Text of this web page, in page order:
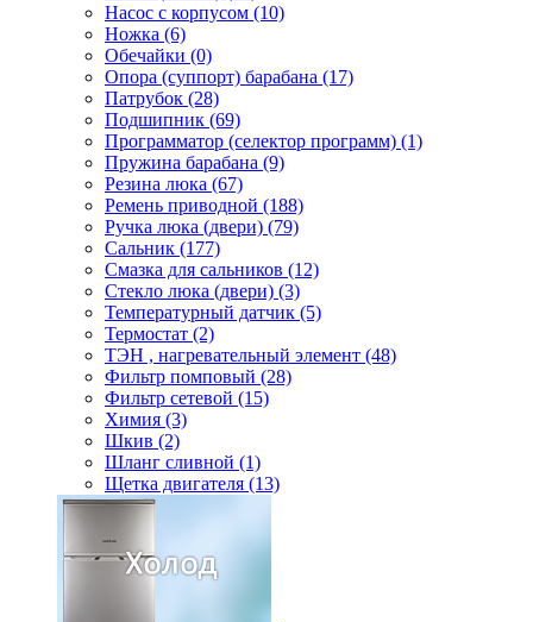
Насос c корпусом (10)
Ножка (6)
Обечайки (0)
Опора (суппорт) барабана (17)
Патрубок (28)
Подшипник (69)
Программатор (селектор программ) (1)
Пружина барабана (9)
Резина люка (67)
Ремень приводной (188)
Ручка люка (двери) (79)
Сальник (177)
Смазка для сальников (12)
Стекло люка (двери) (3)
Температурный датчик (5)
Термостат (2)
ТЭН , нагревательный элемент (48)
Фильтр помповый (28)
Фильтр сетевой (15)
Химия (3)
Шкив (2)
Шланг сливной (1)
Щетка двигателя (13)